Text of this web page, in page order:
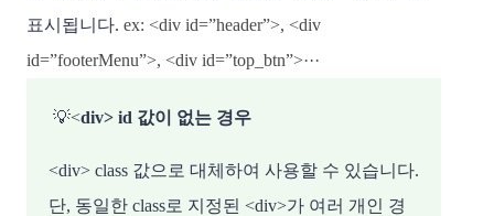
표시됩니다. ex: <div id=”header”>, <div
id=”footerMenu”>, <div id=”top_btn”>···
💡<div> id 값이 없는 경우
<div> class 값으로 대체하여 사용할 수 있습니다.
단, 동일한 class로 지정된 <div>가 여러 개인 경